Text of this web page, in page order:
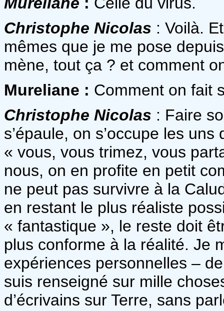
Christophe Nicolas : Voilà.
mêmes que je me pose
mène, tout ça ? et comment
Mureliane : Comment on fait
Christophe Nicolas : Faire
s’épaule, on s’occupe les
« vous, vous trimez, vous
nous, on en profite en petit
ne peut pas survivre à la
en restant le plus réaliste
« fantastique », le reste doit
plus conforme à la réalité. Je
expériences personnelles –
suis renseigné sur mille
d’écrivains sur Terre, sans